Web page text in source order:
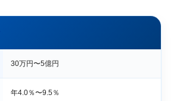
30万円〜5億円
年4.0％〜9.5％